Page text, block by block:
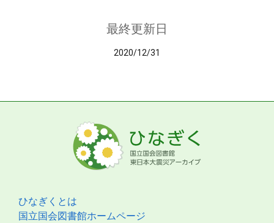
最終更新日
2020/12/31
ひなぎくとは
国立国会図書館ホームページ